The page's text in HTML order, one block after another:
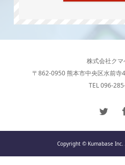
株式会社クマ
〒862-0950 熊本市中央区水前寺
TEL 096-
Copyright © Kumabase